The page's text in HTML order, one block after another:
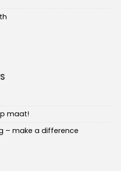
maat!
– make a difference